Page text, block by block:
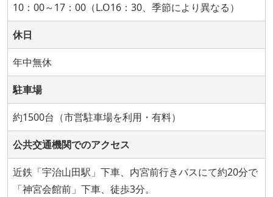
10：00～17：00（L.O16：30、季節により異なる）
休日
年中無休
駐車場
約1500台（市営駐車場を利用・有料）
公共交通機関でのアクセス
近鉄「宇治山田駅」下車、内宮前行きバスにて約20分で
「神宮会館前」下車、徒歩3分。